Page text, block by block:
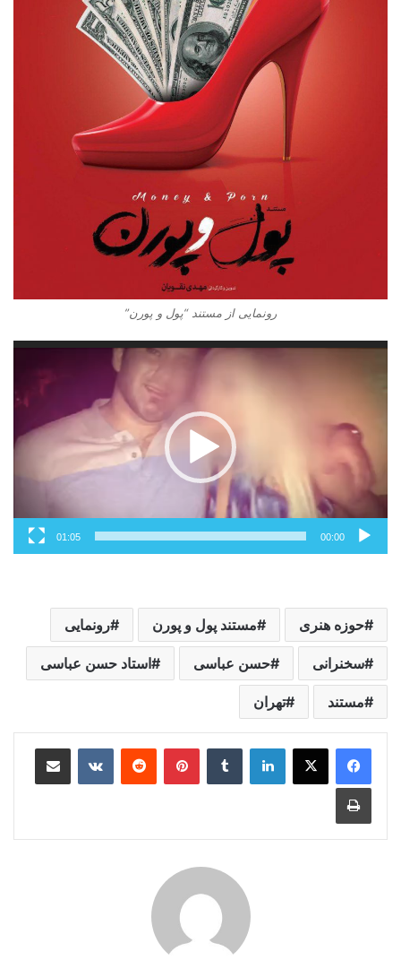
رونمایی از مستند “پول و پورن”
نمایشگر
00:00
01:05
حوزه هنری مستند پول و پورن رونمایی
سخنرانی حسن عباسی استاد حسن عباسی
مستند تهران
لینکدین ‫تامبلر ‫پین‌ترست‫رددیت ‫VKontakteاشتراک گذاری از طریق ایمیل
چاپ